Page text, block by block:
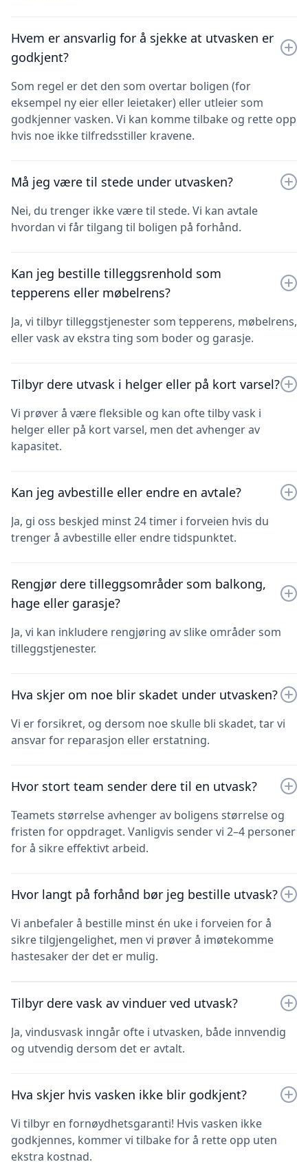
Hvem er ansvarlig for å sjekke at utvasken er
godkjent?
Som regel er det den som overtar boligen (for
eksempel ny eier eller leietaker) eller utleier som
godkjenner vasken. Vi kan komme tilbake og rette opp
hvis noe ikke tilfredsstiller kravene.
Må jeg være til stede under utvasken?
Nei, du trenger ikke være til stede. Vi kan avtale
hvordan vi får tilgang til boligen på forhånd.
Kan jeg bestille tilleggsrenhold som
tepperens eller møbelrens?
Ja, vi tilbyr tilleggstjenester som tepperens, møbelrens,
eller vask av ekstra ting som boder og garasje.
Tilbyr dere utvask i helger eller på kort varsel?
Vi prøver å være fleksible og kan ofte tilby vask i
helger eller på kort varsel, men det avhenger av
kapasitet.
Kan jeg avbestille eller endre en avtale?
Ja, gi oss beskjed minst 24 timer i forveien hvis du
trenger å avbestille eller endre tidspunktet.
Rengjør dere tilleggsområder som balkong,
hage eller garasje?
Ja, vi kan inkludere rengjøring av slike områder som
tilleggstjenester.
Hva skjer om noe blir skadet under utvasken?
Vi er forsikret, og dersom noe skulle bli skadet, tar vi
ansvar for reparasjon eller erstatning.
Hvor stort team sender dere til en utvask?
Teamets størrelse avhenger av boligens størrelse og
fristen for oppdraget. Vanligvis sender vi 2–4 personer
for å sikre effektivt arbeid.
Hvor langt på forhånd bør jeg bestille utvask?
Vi anbefaler å bestille minst én uke i forveien for å
sikre tilgjengelighet, men vi prøver å imøtekomme
hastesaker der det er mulig.
Tilbyr dere vask av vinduer ved utvask?
Ja, vindusvask inngår ofte i utvasken, både innvendig
og utvendig dersom det er avtalt.
Hva skjer hvis vasken ikke blir godkjent?
Vi tilbyr en fornøydhetsgaranti! Hvis vasken ikke
godkjennes, kommer vi tilbake for å rette opp uten
ekstra kostnad.